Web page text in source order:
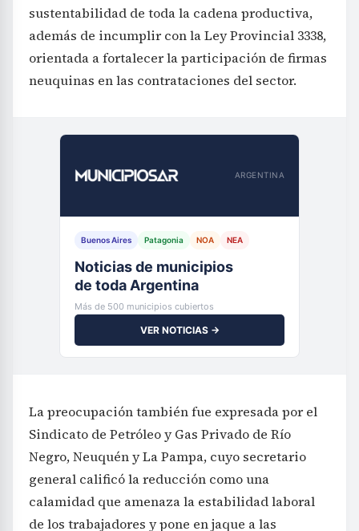
sustentabilidad de toda la cadena productiva,
además de incumplir con la Ley Provincial 3338,
orientada a fortalecer la participación de firmas
neuquinas en las contrataciones del sector.
ARGENTINA
Buenos Aires Patagonia NOA NEA
Noticias de municipios
de toda Argentina
Más de 500 municipios cubiertos
VER NOTICIAS →
La preocupación también fue expresada por el
Sindicato de Petróleo y Gas Privado de Río
Negro, Neuquén y La Pampa, cuyo secretario
general calificó la reducción como una
calamidad que amenaza la estabilidad laboral
de los trabajadores y pone en jaque a las